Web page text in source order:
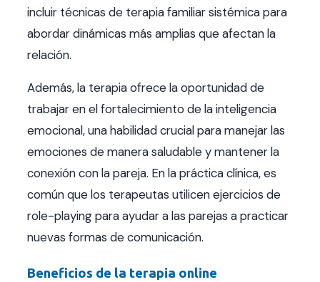
incluir técnicas de terapia familiar sistémica para
abordar dinámicas más amplias que afectan la
relación.
Además, la terapia ofrece la oportunidad de
trabajar en el fortalecimiento de la inteligencia
emocional, una habilidad crucial para manejar las
emociones de manera saludable y mantener la
conexión con la pareja. En la práctica clínica, es
común que los terapeutas utilicen ejercicios de
role-playing para ayudar a las parejas a practicar
nuevas formas de comunicación.
Beneficios de la terapia online